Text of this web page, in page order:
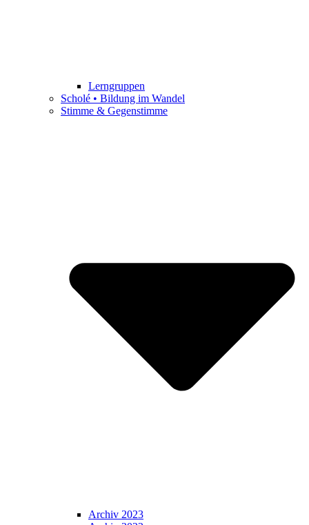
Lerngruppen
Scholé • Bildung im Wandel
Stimme & Gegenstimme
Archiv 2023